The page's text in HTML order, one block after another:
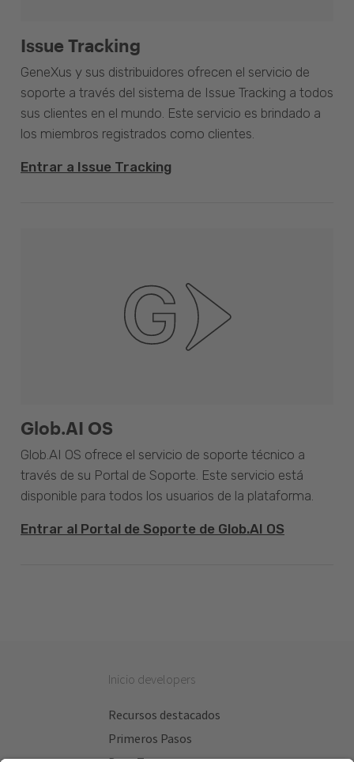
Issue Tracking
GeneXus y sus distribuidores ofrecen el servicio de
soporte a través del sistema de Issue Tracking a todos
sus clientes en el mundo. Este servicio es brindado a
los miembros registrados como clientes.
Entrar a Issue Tracking
Glob.AI OS
Glob.AI OS ofrece el servicio de soporte técnico a
través de su Portal de Soporte. Este servicio está
disponible para todos los usuarios de la plataforma.
Entrar al Portal de Soporte de Glob.AI OS
Inicio developers
Recursos destacados
Primeros Pasos